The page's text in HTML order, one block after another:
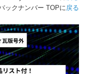
en-US/advisory/CVE-
en-US/advisory/CVE-
en-US/advisory/CVE-
ックナンバー TOPに戻る